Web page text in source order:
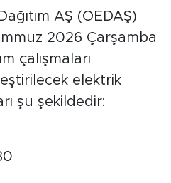
AŞ (OEDAŞ)
2026 Çarşamba
çalışmaları
elektrik
şu şekildedir: